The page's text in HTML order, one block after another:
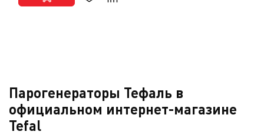
Парогенераторы Тефаль в
официальном интернет-магазине
Tefal